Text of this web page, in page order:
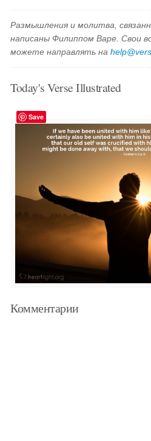
Размышления и молитва,
написаны Филиппом Варе. Свои
можете направлять на
Today's Verse Illustrated
Save
Комментарии